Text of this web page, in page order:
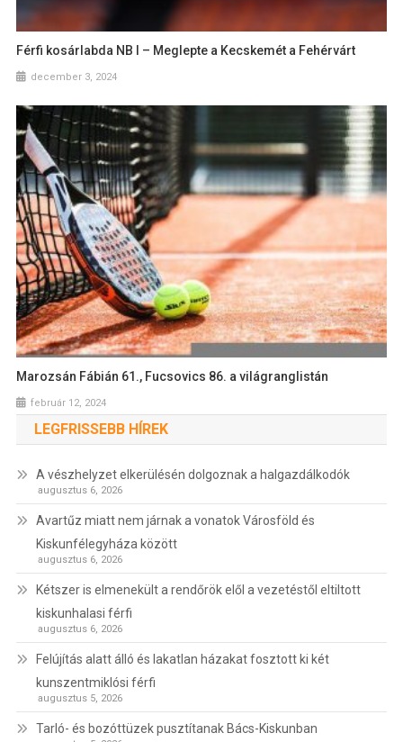
Férfi kosárlabda NB I – Meglepte a Kecskemét a Fehérvárt
december 3, 2024
Marozsán Fábián 61., Fucsovics 86. a világranglistán
február 12, 2024
LEGFRISSEBB HÍREK
A vészhelyzet elkerülésén dolgoznak a halgazdálkodók
augusztus 6, 2026
Avartűz miatt nem járnak a vonatok Városföld és
Kiskunfélegyháza között
augusztus 6, 2026
Kétszer is elmenekült a rendőrök elől a vezetéstől eltiltott
kiskunhalasi férfi
augusztus 6, 2026
Felújítás alatt álló és lakatlan házakat fosztott ki két
kunszentmiklósi férfi
augusztus 5, 2026
Tarló- és bozóttüzek pusztítanak Bács-Kiskunban